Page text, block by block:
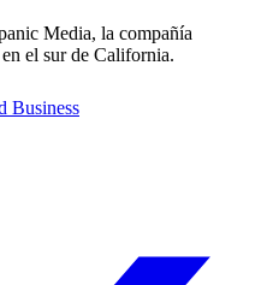
Media, la compañía
el sur de California.
Business